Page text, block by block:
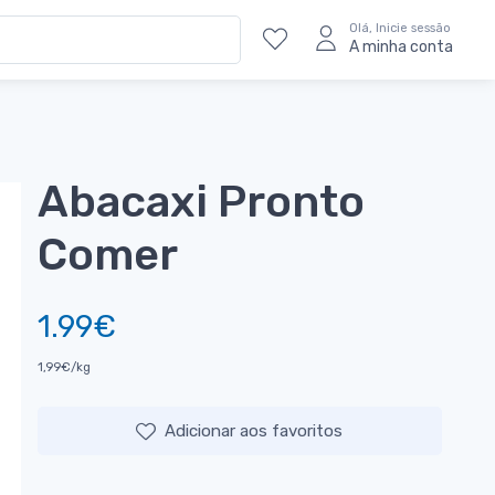
Olá, Inicie sessão
A minha conta
Abacaxi Pronto
Comer
1.99€
1,99€/kg
Adicionar aos favoritos